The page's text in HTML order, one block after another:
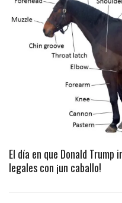
El día en que Donald
legales con ¡un caballo!